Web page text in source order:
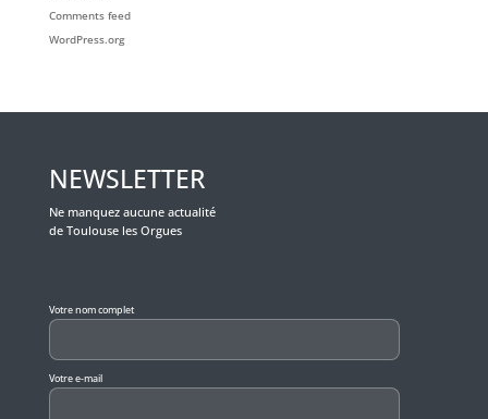
Comments feed
WordPress.org
NEWSLETTER
Ne manquez aucune actualité
de Toulouse les Orgues
Votre nom complet
Votre e-mail